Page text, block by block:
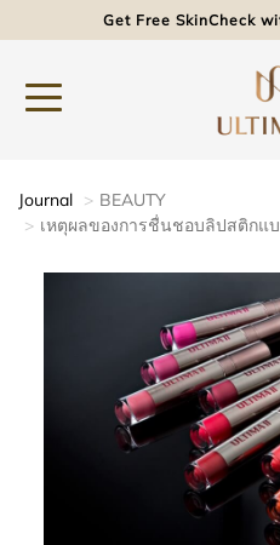
Get Free SkinCheck
Journal
BEAUTY
เหตุผลของการชื่นชอบลิปสติกแ